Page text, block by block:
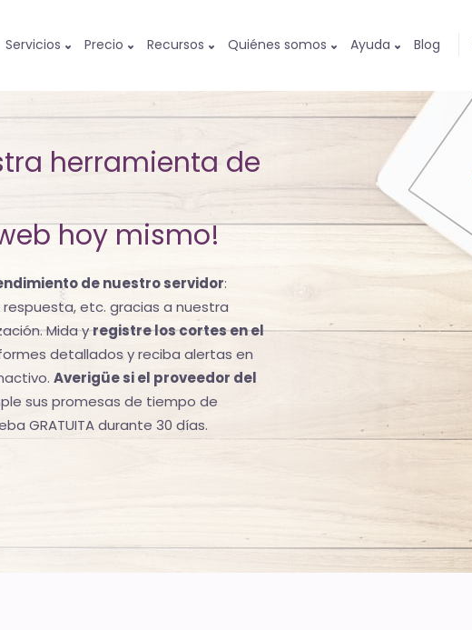
Servicios Precio Recursos Quiénes somos Ayuda Blog
herramienta de
hoy mismo!
de nuestro servidor:
etc. gracias a nuestra
Mida yregistre los cortes en el
detallados y reciba alertas en
Averigüe si el proveedor del
sus promesas de tiempo de
GRATUITA durante 30 días.